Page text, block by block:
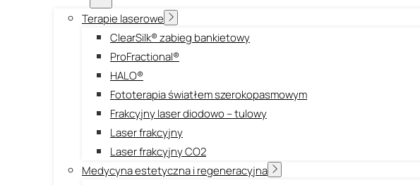
Terapie laserowe
ClearSilk® zabieg bankietowy
ProFractional®
HALO®
Fototerapia światłem szerokopasmowym
Frakcyjny laser diodowo – tulowy
Laser frakcyjny
Laser frakcyjny CO2
Medycyna estetyczna i regeneracyjna